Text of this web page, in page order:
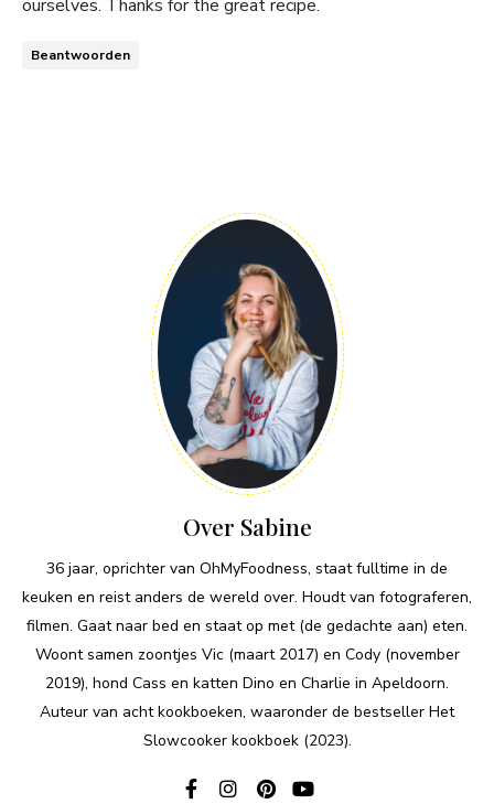
ourselves. Thanks for the great recipe.
Beantwoorden
Over Sabine
36 jaar, oprichter van OhMyFoodness, staat fulltime in de
keuken en reist anders de wereld over. Houdt van fotograferen,
filmen. Gaat naar bed en staat op met (de gedachte aan) eten.
Woont samen zoontjes Vic (maart 2017) en Cody (november
2019), hond Cass en katten Dino en Charlie in Apeldoorn.
Auteur van acht kookboeken, waaronder de bestseller Het
Slowcooker kookboek (2023).